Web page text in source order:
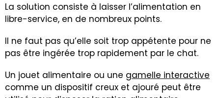
La solution consiste à laisser l’alimentation en
libre-service, en de nombreux points.
Il ne faut pas qu’elle soit trop appétente pour ne
pas être ingérée trop rapidement par le chat.
Un jouet alimentaire ou une gamelle interactive
comme un dispositif creux et ajouré peut être